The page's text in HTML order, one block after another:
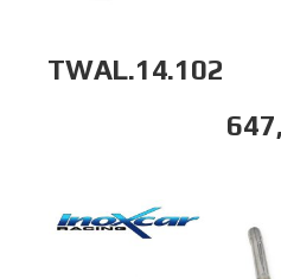
TWAL.14.102